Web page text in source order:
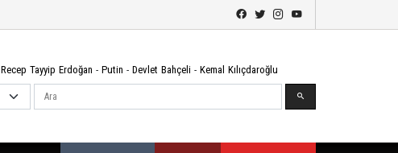
Recep Tayyip Erdoğan - Putin - Devlet Bahçeli - Kemal Kılıçdaroğlu
Ara